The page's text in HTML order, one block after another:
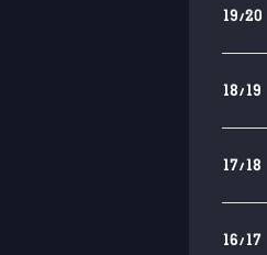
19/20
18/19
17/18
16/17